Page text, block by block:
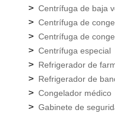
> Centrífuga de baja
> Centrífuga de
> Centrífuga de
> Centrífuga especial
> Refrigerador de
> Refrigerador de
> Congelador médico
> Gabinete de